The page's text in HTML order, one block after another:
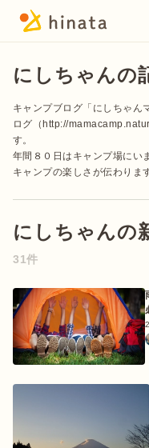
にしちゃんの
キャンプブログ「にしちゃん
ログ（http://
す。
年間８０日はキャンプ場にい
キャンプの楽しさが伝わりま
にしちゃんの
31件
公式App
公式オンラ
おすすめ特集